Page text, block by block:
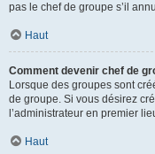
pas le chef de groupe s’il
Haut
Comment devenir chef de
Lorsque des groupes sont
de groupe. Si vous désirez
l’administrateur en premier
Haut